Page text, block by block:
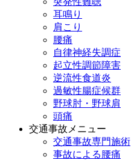
耳鳴り
肩こり
腰痛
自律神経失調症
起立性調節障害
逆流性食道炎
過敏性腸症候群
野球肘・野球肩
頭痛
交通事故メニュー
交通事故専門施術
事故による腰痛